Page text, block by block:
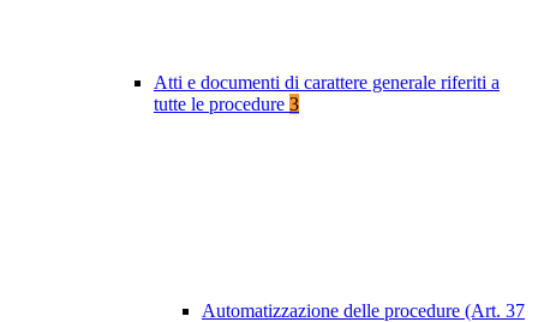
Atti e documenti di carattere generale riferiti a
tutte le procedure 3
Automatizzazione delle procedure (Art. 37